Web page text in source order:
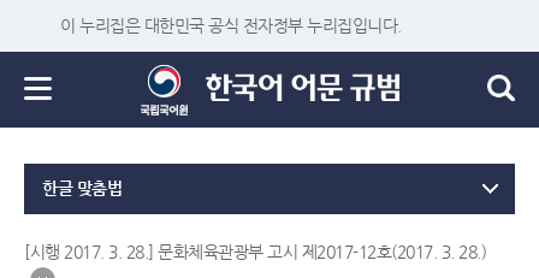
이 누리집은 대한민국 공식 전자정부 누리집입니다.
한글 맞춤법
[시행 2017. 3. 28.] 문화체육관광부 고시 제2017-12호(2017. 3. 28.)